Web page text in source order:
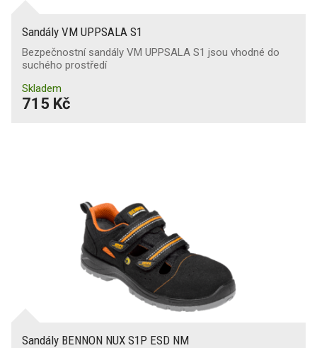
Sandály VM UPPSALA S1
Bezpečnostní sandály VM UPPSALA S1 jsou vhodné do
suchého prostředí
Skladem
715 Kč
Sandály BENNON NUX S1P ESD NM